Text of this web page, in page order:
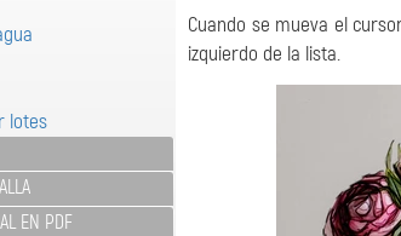
lotes
EN PDF
Cuando se mueva el
izquierdo de la lista.